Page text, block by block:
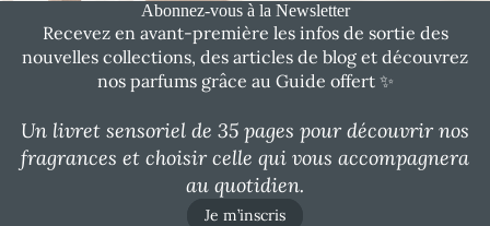
Abonnez-vous à la Newsletter
Recevez en avant-première les infos de sortie des
nouvelles collections, des articles de blog et découvrez
nos parfums grâce au Guide offert ✨
Un livret sensoriel de 35 pages pour découvrir nos
fragrances et choisir celle qui vous accompagnera
au quotidien.
Je m’inscris